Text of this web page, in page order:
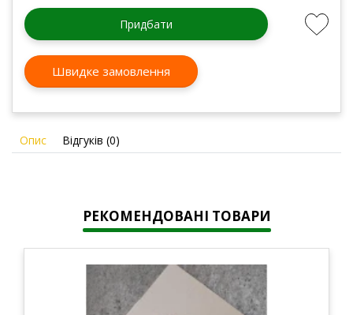
Придбати
Швидке замовлення
Опис Відгуків (0)
РЕКОМЕНДОВАНІ ТОВАРИ